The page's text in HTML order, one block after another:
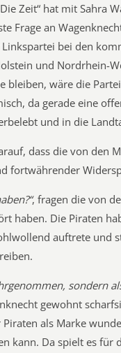
Zeit“ hat mit Sahra
Frage an
bei den
und Nordrhein-
bleiben, wäre die
da gerade eine
und in die
dass die von den
fortwährender
, fragen die von
haben. Die Piraten
auftrete und
sondern
gewohnt
Piraten als Marke
kann. Da spielt es für